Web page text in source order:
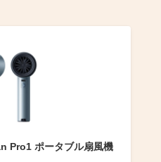
Pro1 ポータブル扇風機